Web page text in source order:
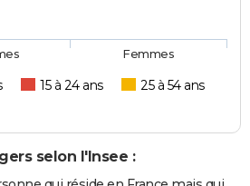
15 à 24 ans
25 à 54 ans
Femmes
selon l'Insee :